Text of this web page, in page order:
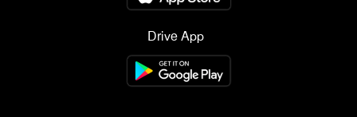
Drive App